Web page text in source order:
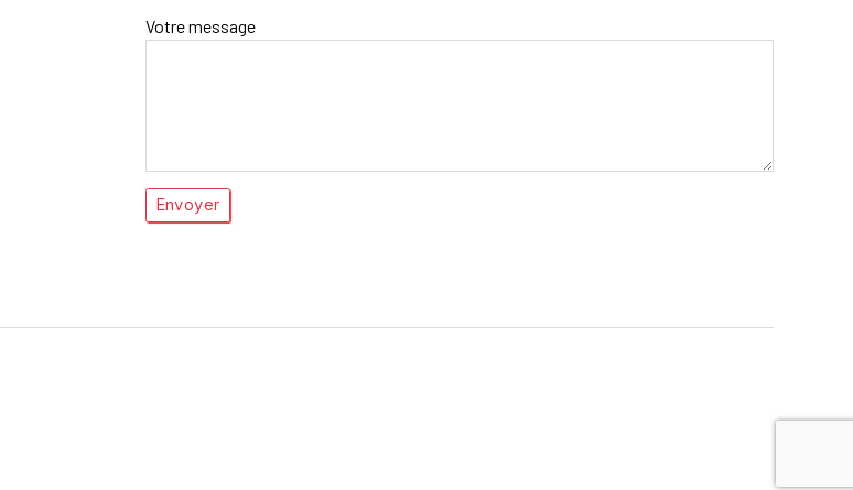
Votre message